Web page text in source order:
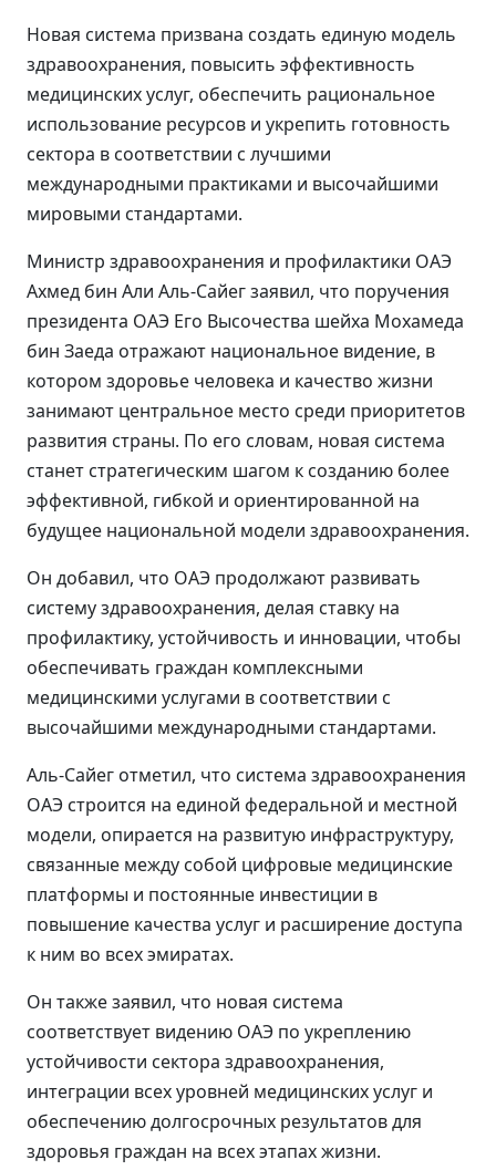
Новая система призвана создать единую модель
здравоохранения, повысить эффективность
медицинских услуг, обеспечить рациональное
использование ресурсов и укрепить готовность
сектора в соответствии с лучшими
международными практиками и высочайшими
мировыми стандартами.
Министр здравоохранения и профилактики ОАЭ
Ахмед бин Али Аль-Сайег заявил, что поручения
президента ОАЭ Его Высочества шейха Мохамеда
бин Заеда отражают национальное видение, в
котором здоровье человека и качество жизни
занимают центральное место среди приоритетов
развития страны. По его словам, новая система
станет стратегическим шагом к созданию более
эффективной, гибкой и ориентированной на
будущее национальной модели здравоохранения.
Он добавил, что ОАЭ продолжают развивать
систему здравоохранения, делая ставку на
профилактику, устойчивость и инновации, чтобы
обеспечивать граждан комплексными
медицинскими услугами в соответствии с
высочайшими международными стандартами.
Аль-Сайег отметил, что система здравоохранения
ОАЭ строится на единой федеральной и местной
модели, опирается на развитую инфраструктуру,
связанные между собой цифровые медицинские
платформы и постоянные инвестиции в
повышение качества услуг и расширение доступа
к ним во всех эмиратах.
Он также заявил, что новая система
соответствует видению ОАЭ по укреплению
устойчивости сектора здравоохранения,
интеграции всех уровней медицинских услуг и
обеспечению долгосрочных результатов для
здоровья граждан на всех этапах жизни.